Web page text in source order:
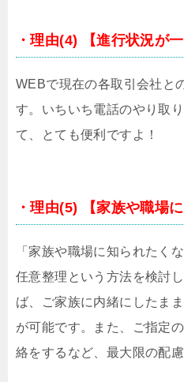
・理由(4) 【進行状況が一
WEBで現在の各取引会社と
す。いちいち電話のやり取
て、とても便利ですよ！
・理由(5) 【家族や職場に
「家族や職場に知られたく
任意整理という方法を検討
ば、ご家族に内緒にしたま
が可能です。また、ご指定
絡をするなど、最大限の配慮